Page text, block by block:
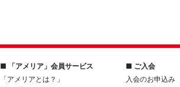
■ 「アメリア」会員サービス
「アメリアとは？」
■ ご入会
入会のお申込み